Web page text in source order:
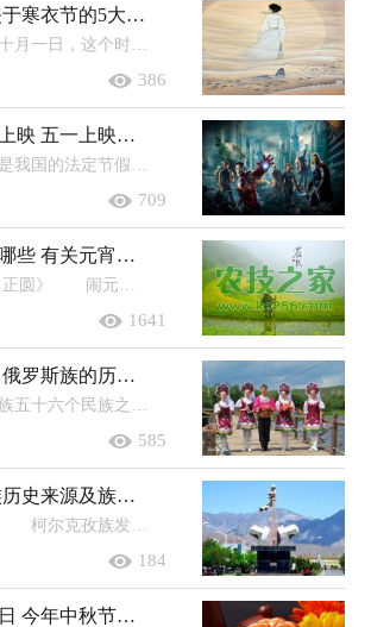
寒衣节的由来 关于寒衣节的5大传说
386
五一有什么电影上映 五一上映的电影有哪些
709
元宵节的童谣有哪些 有关元宵节的童谣推荐
1641
俄罗斯族的简介 俄罗斯族的历史起源，节日习俗
585
解析 柯尔克孜族历史来源及族名起源
184
中秋节是几月几日 今年中秋节是哪天